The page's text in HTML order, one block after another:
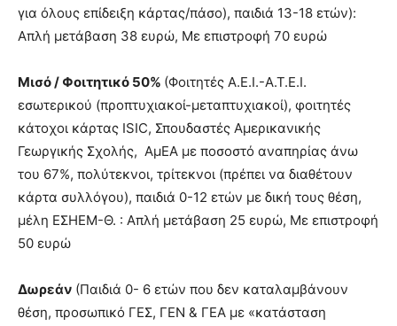
για όλους επίδειξη κάρτας/πάσο), παιδιά 13-18 ετών):
Απλή μετάβαση 38 ευρώ, Με επιστροφή 70 ευρώ
Μισό / Φοιτητικό 50% (Φοιτητές Α.Ε.Ι.-Α.Τ.Ε.Ι.
εσωτερικού (προπτυχιακοί-μεταπτυχιακοί), φοιτητές
κάτοχοι κάρτας ISIC, Σπουδαστές Αμερικανικής
Γεωργικής Σχολής, ΑμΕΑ με ποσοστό αναπηρίας άνω
του 67%, πολύτεκνοι, τρίτεκνοι (πρέπει να διαθέτουν
κάρτα συλλόγου), παιδιά 0-12 ετών με δική τους θέση,
μέλη ΕΣΗΕΜ-Θ. : Απλή μετάβαση 25 ευρώ, Με επιστροφή
50 ευρώ
Δωρεάν (Παιδιά 0- 6 ετών που δεν καταλαμβάνουν
θέση, προσωπικό ΓΕΣ, ΓΕΝ & ΓΕΑ με «κατάσταση